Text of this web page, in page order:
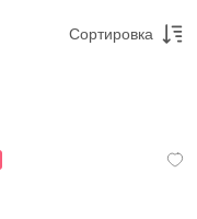
Сортировка